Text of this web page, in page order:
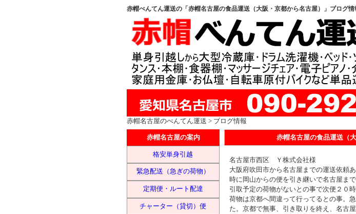
赤帽べんてん運送の「赤帽名古屋の食品運送（大阪・京都から名古屋）」ブログ情
赤帽名古屋のべんてん運送 > ブログ情報
赤帽名古屋の案内
格安単身引越
緊急配送（急ぎの荷物）
定期便・ルート配達
チャーター（貸切）便
赤帽名古屋の食品運送（
名古屋市西区 Ｙ株式会社様
大阪府吹田市から名古屋までの運送依頼
時に岡山からの便を引き継いで名古屋ま
引取予定の荷物がないとの事で次便２０
荷物は京都へ間違って行ってるとの事。
た。京都で無事、引き取りを終え、名古